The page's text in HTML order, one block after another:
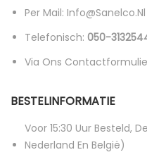
Per Mail: Info@sanelco.nl
Telefonisch: 050-
Via Ons
BESTELINFORMATIE
Voor 15:30 Uur Besteld,
Nederland En België)